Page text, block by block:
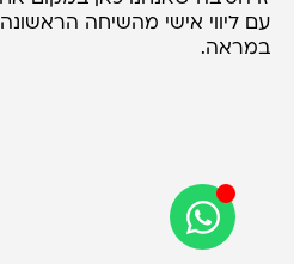
עם ליווי אישי מהשיחה
במראה.